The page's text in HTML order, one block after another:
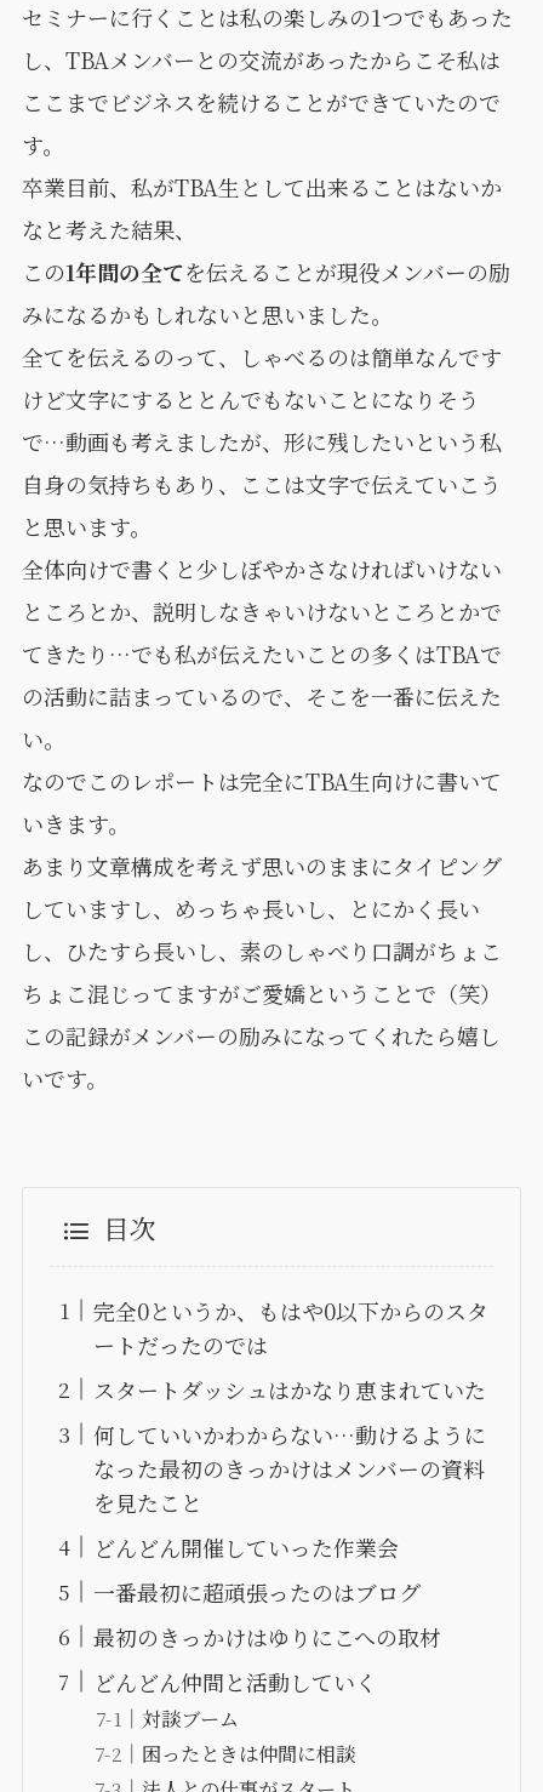
セミナーに行くことは私の楽しみの1つでもあった
し、TBAメンバーとの交流があったからこそ私は
ここまでビジネスを続けることができていたので
す。
卒業目前、私がTBA生として出来ることはないか
なと考えた結果、
この1年間の全てを伝えることが現役メンバーの励
みになるかもしれないと思いました。
全てを伝えるのって、しゃべるのは簡単なんです
けど文字にするととんでもないことになりそう
で…動画も考えましたが、形に残したいという私
自身の気持ちもあり、ここは文字で伝えていこう
と思います。
全体向けで書くと少しぼやかさなければいけない
ところとか、説明しなきゃいけないところとかで
てきたり…でも私が伝えたいことの多くはTBAで
の活動に詰まっているので、そこを一番に伝えた
い。
なのでこのレポートは完全にTBA生向けに書いて
いきます。
あまり文章構成を考えず思いのままにタイピング
していますし、めっちゃ長いし、とにかく長い
し、ひたすら長いし、素のしゃべり口調がちょこ
ちょこ混じってますがご愛嬌ということで（笑）
この記録がメンバーの励みになってくれたら嬉し
いです。
目次
完全0というか、もはや0以下からのスタ
ートだったのでは
スタートダッシュはかなり恵まれていた
何していいかわからない…動けるように
なった最初のきっかけはメンバーの資料
を見たこと
どんどん開催していった作業会
一番最初に超頑張ったのはブログ
最初のきっかけはゆりにこへの取材
どんどん仲間と活動していく
対談ブーム
困ったときは仲間に相談